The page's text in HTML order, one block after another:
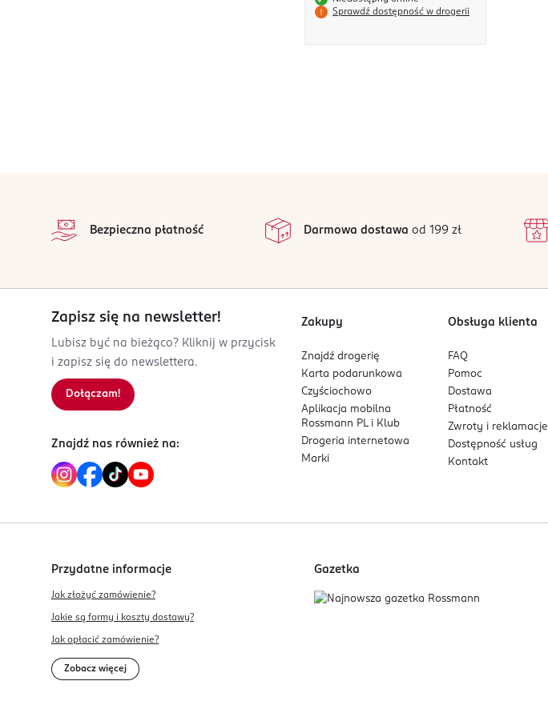
Sprawdź dostępność w drogerii
Bezpieczna płatność Darmowa dostawa od 199 zł
Zapisz się na newsletter!
Lubisz być na bieżąco? Kliknij w przycisk
i zapisz się do newslettera.
Dołączam!
Znajdź nas również na:
Zakupy
Znajdź drogerię
Karta podarunkowa
Czyściochowo
Aplikacja mobilna
Rossmann PL i Klub
Drogeria internetowa
Marki
Obsługa klienta
FAQ
Pomoc
Dostawa
Płatność
Zwroty i reklamacje
Dostępność usług
Kontakt
Przydatne informacje
Jak złożyć zamówienie?
Jakie są formy i koszty dostawy?
Jak opłacić zamówienie?
Zobacz więcej
Gazetka